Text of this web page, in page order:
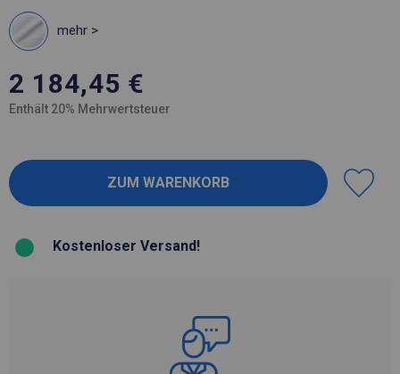
mehr >
2 184,45 €
Enthält 20% Mehrwertsteuer
Kostenloser Versand!